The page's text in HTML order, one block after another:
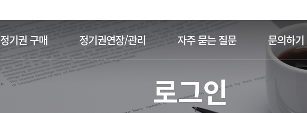
정기권 구매 정기권연장/관리 자주 묻는 질문 문의하기
로그인